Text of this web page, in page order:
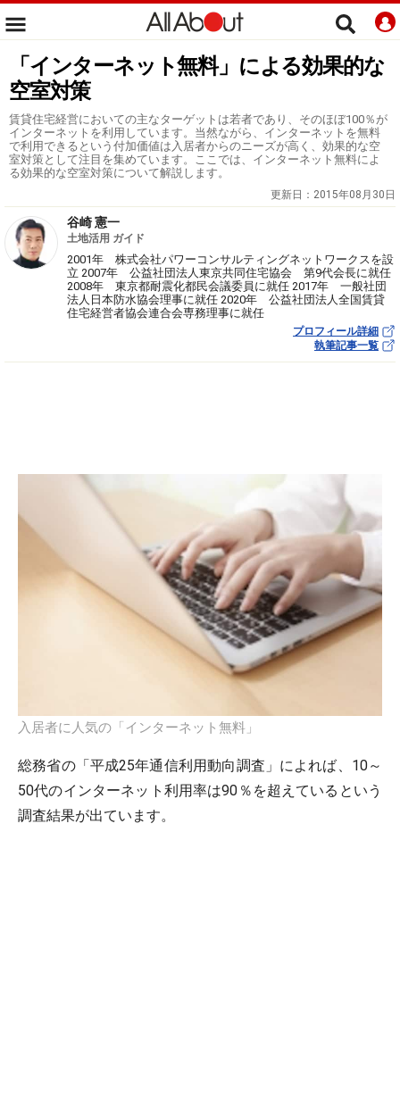
「インターネット無料」による効果的な
空室対策
賃貸住宅経営においての主なターゲットは若者であり、そのほぼ100％が
インターネットを利用しています。当然ながら、インターネットを無料
で利用できるという付加価値は入居者からのニーズが高く、効果的な空
室対策として注目を集めています。ここでは、インターネット無料によ
る効果的な空室対策について解説します。
更新日： 2015年08月30日
谷崎 憲一
土地活用 ガイド
2001年 株式会社パワーコンサルティングネットワークスを設
立 2007年 公益社団法人東京共同住宅協会 第9代会長に就任
2008年 東京都耐震化都民会議委員に就任 2017年 一般社団
法人日本防水協会理事に就任 2020年 公益社団法人全国賃貸
住宅経営者協会連合会専務理事に就任
プロフィール詳細
執筆記事一覧
入居者に人気の「インターネット無料」
総務省の「平成25年通信利用動向調査」によれば、10～
50代のインターネット利用率は90％を超えているという
調査結果が出ています。